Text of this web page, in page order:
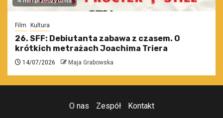
Film Kultura
26. SFF: Debiutanta zabawa z czasem. O
krótkich metrażach Joachima Triera
14/07/2026 Maja Grabowska
O nas Zespół Kontakt